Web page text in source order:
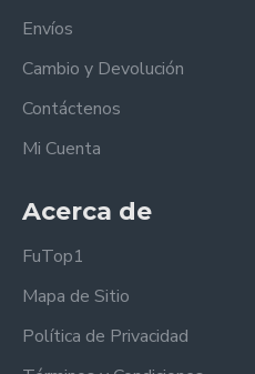
Envíos
Cambio y Devolución
Contáctenos
Mi Cuenta
Acerca de
FuTop1
Mapa de Sitio
Política de Privacidad